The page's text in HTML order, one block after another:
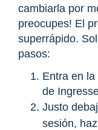
cambiarla por
preocupes! El
superrápido.
pasos:
Entra en
de
Justo
sesión,